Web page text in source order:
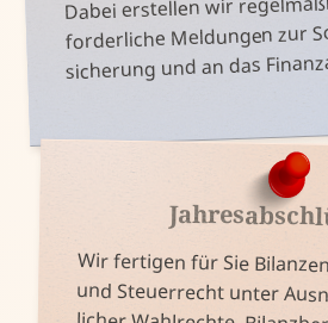
forderliche Mel­dungen zur
sicherung und an das
Wir fertigen für Sie
licher Wahl­rechte,
Ein­nahmen –